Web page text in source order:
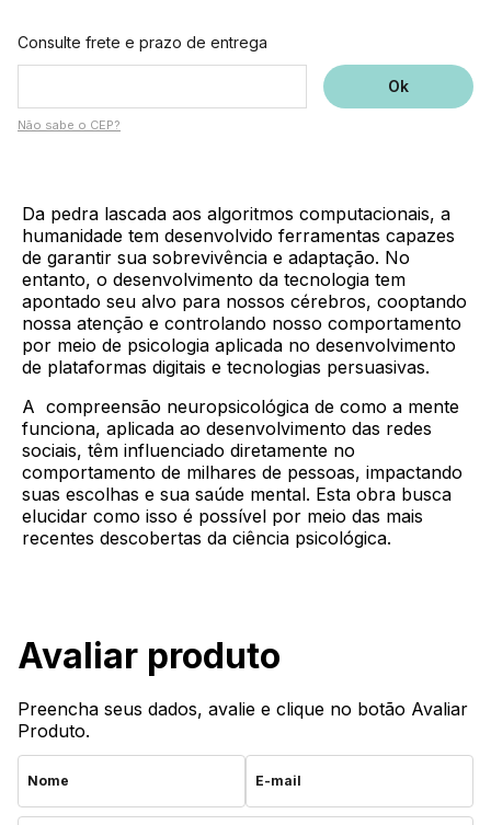
Consulte frete e prazo de entrega
Não sabe o CEP?
Da pedra lascada aos algoritmos computacionais, a
humanidade tem desenvolvido ferramentas capazes
de garantir sua sobrevivência e adaptação. No
entanto, o desenvolvimento da tecnologia tem
apontado seu alvo para nossos cérebros, cooptando
nossa atenção e controlando nosso comportamento
por meio de psicologia aplicada no desenvolvimento
de plataformas digitais e tecnologias persuasivas.
A compreensão neuropsicológica de como a mente
funciona, aplicada ao desenvolvimento das redes
sociais, têm influenciado diretamente no
comportamento de milhares de pessoas, impactando
suas escolhas e sua saúde mental. Esta obra busca
elucidar como isso é possível por meio das mais
recentes descobertas da ciência psicológica.
Avaliar produto
Preencha seus dados, avalie e clique no botão Avaliar
Produto.